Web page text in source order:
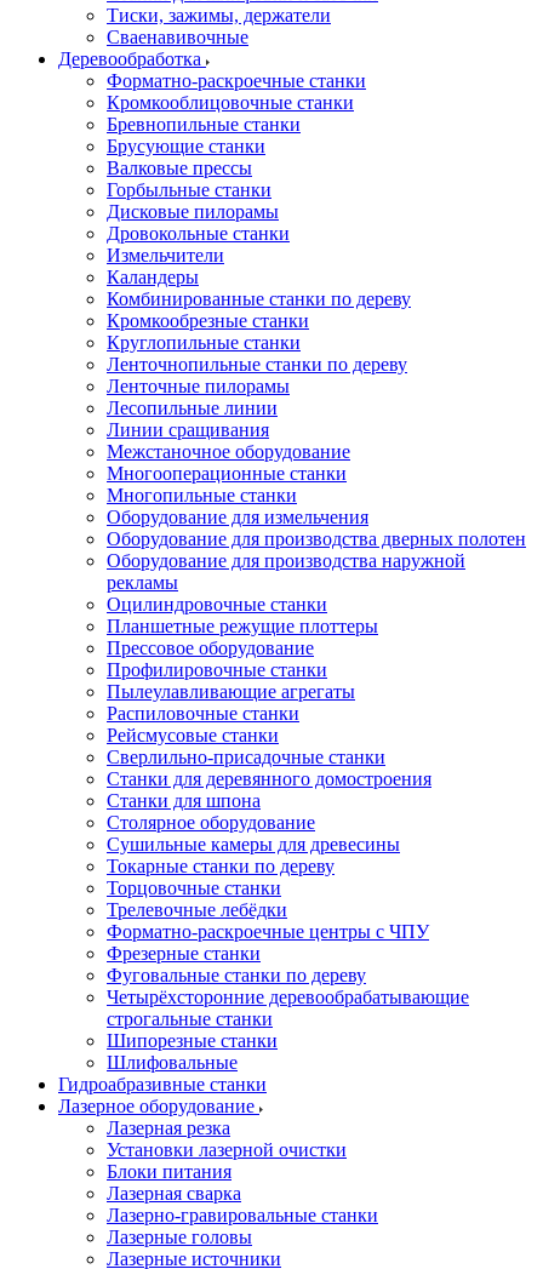
Тиски, зажимы, держатели
Cваенавивочные
Деревообработка
Форматно-раскроечные станки
Кромкооблицовочные станки
Бревнопильные станки
Брусующие станки
Валковые прессы
Горбыльные станки
Дисковые пилорамы
Дровокольные станки
Измельчители
Каландеры
Комбинированные станки по дереву
Кромкообрезные станки
Круглопильные станки
Ленточнопильные станки по дереву
Ленточные пилорамы
Лесопильные линии
Линии сращивания
Межстаночное оборудование
Многооперационные станки
Многопильные станки
Оборудование для измельчения
Оборудование для производства дверных полотен
Оборудование для производства наружной
рекламы
Оцилиндровочные станки
Планшетные режущие плоттеры
Прессовое оборудование
Профилировочные станки
Пылеулавливающие агрегаты
Распиловочные станки
Рейсмусовые станки
Сверлильно-присадочные станки
Станки для деревянного домостроения
Станки для шпона
Столярное оборудование
Сушильные камеры для древесины
Токарные станки по дереву
Торцовочные станки
Трелевочные лебёдки
Форматно-раскроечные центры с ЧПУ
Фрезерные станки
Фуговальные станки по дереву
Четырёхсторонние деревообрабатывающие
строгальные станки
Шипорезные станки
Шлифовальные
Гидроабразивные станки
Лазерное оборудование
Лазерная резка
Установки лазерной очистки
Блоки питания
Лазерная сварка
Лазерно-гравировальные станки
Лазерные головы
Лазерные источники